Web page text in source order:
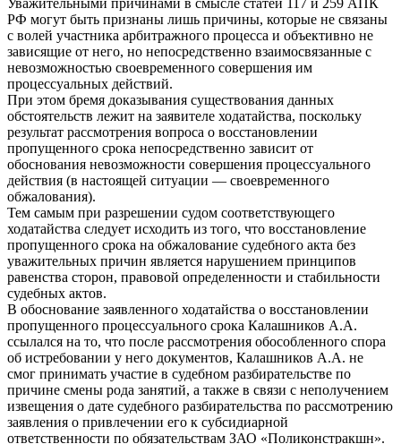
РФ могут быть признаны лишь причины, которые не связаны
с волей участника арбитражного процесса и объективно не
зависящие от него, но непосредственно взаимосвязанные с
невозможностью своевременного совершения им
процессуальных действий.
При этом бремя доказывания существования данных
обстоятельств лежит на заявителе ходатайства, поскольку
результат рассмотрения вопроса о восстановлении
пропущенного срока непосредственно зависит от
обоснования невозможности совершения процессуального
действия (в настоящей ситуации — своевременного
обжалования).
Тем самым при разрешении судом соответствующего
ходатайства следует исходить из того, что восстановление
пропущенного срока на обжалование судебного акта без
уважительных причин является нарушением принципов
равенства сторон, правовой определенности и стабильности
судебных актов.
В обоснование заявленного ходатайства о восстановлении
пропущенного процессуального срока Калашников А.А.
ссылался на то, что после рассмотрения обособленного спора
об истребовании у него документов, Калашников А.А. не
смог принимать участие в судебном разбирательстве по
причине смены рода занятий, а также в связи с неполучением
извещения о дате судебного разбирательства по рассмотрению
заявления о привлечении его к субсидиарной
ответственности по обязательствам ЗАО «Поликонстракшн».